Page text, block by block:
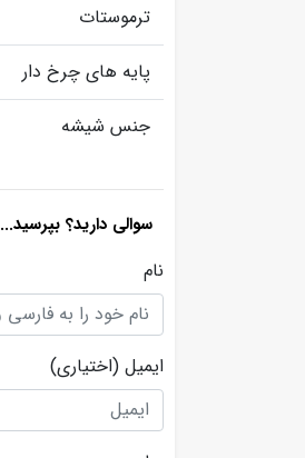
ترموستات
پایه های چرخ دار
جنس شیشه
سوالی دارید؟ بپرسید...
نام
ایمیل (اختیاری)